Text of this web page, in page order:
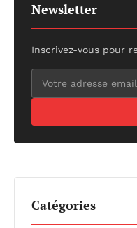
Newsletter
Inscrivez-vous pour
Catégories